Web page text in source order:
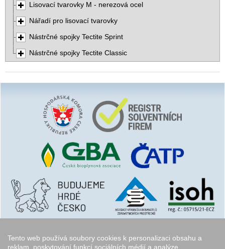
Tento web používá soubory cookies k personalizaci obsahu a
reklam, poskytování funkcí sociálních médií a analýze
Lisovací tvarovky M - nerezová ocel
Nářadí pro lisovací tvarovky
Nástrčné spojky Tectite Sprint
Nástrčné spojky Tectite Classic